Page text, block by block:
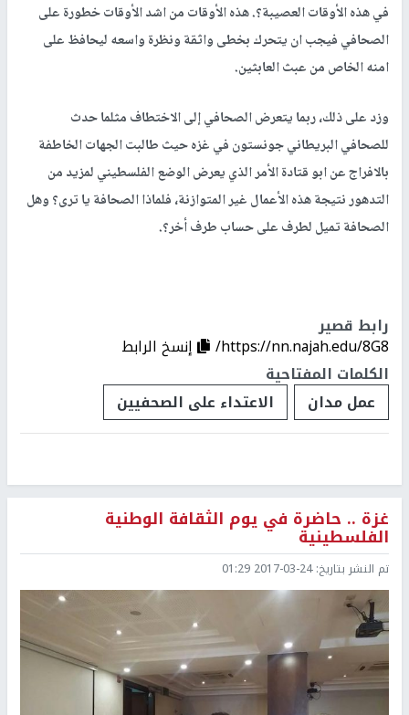
في هذه الأوقات العصيبة؟. هذه الأوقات من اشد الأوقات خطورة على
الصحافي فيجب ان يتحرك بخطى واثقة ونظرة واسعه ليحافظ على
امنه الخاص من عبث العابثين.
وزد على ذلك، ربما يتعرض الصحافي إلى الاختطاف مثلما حدث
للصحافي البريطاني جونستون في غزه حيث طالبت الجهات الخاطفة
بالافراج عن ابو قتادة الأمر الذي يعرض الوضع الفلسطيني لمزيد من
التدهور نتيجة هذه الأعمال غير المتوازنة، فلماذا الصحافة يا ترى؟ وهل
الصحافة تميل لطرف على حساب طرف أخر؟.
رابط قصير
https://nn.najah.edu/8G8/
إنسخ الرابط
الكلمات المفتاحية
عمل مدان
الاعتداء على الصحفيين
غزة .. حاضرة في يوم الثقافة الوطنية
الفلسطينية
تم النشر بتاريخ:2017-03-24 01:29